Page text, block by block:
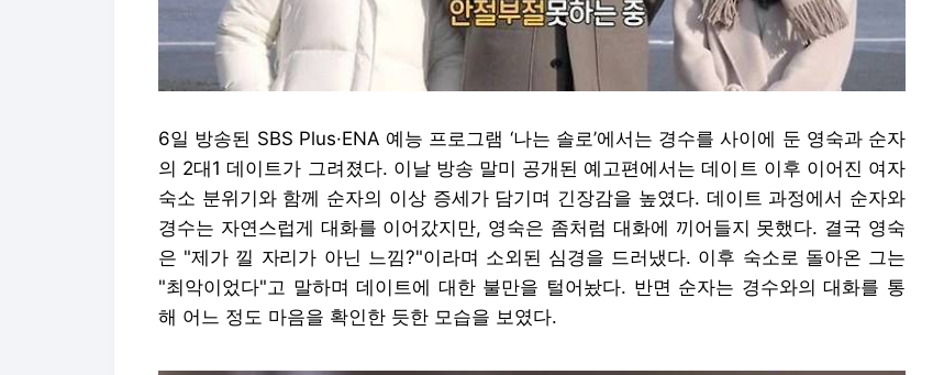
6일 방송된 SBS Plus·ENA 예능 프로그램 ‘나는 솔로’에서는 경수를 사이에 둔 영숙과 순자
의 2대1 데이트가 그려졌다. 이날 방송 말미 공개된 예고편에서는 데이트 이후 이어진 여자
숙소 분위기와 함께 순자의 이상 증세가 담기며 긴장감을 높였다. 데이트 과정에서 순자와
경수는 자연스럽게 대화를 이어갔지만, 영숙은 좀처럼 대화에 끼어들지 못했다. 결국 영숙
은 "제가 낄 자리가 아닌 느낌?"이라며 소외된 심경을 드러냈다. 이후 숙소로 돌아온 그는
"최악이었다"고 말하며 데이트에 대한 불만을 털어놨다. 반면 순자는 경수와의 대화를 통
해 어느 정도 마음을 확인한 듯한 모습을 보였다.